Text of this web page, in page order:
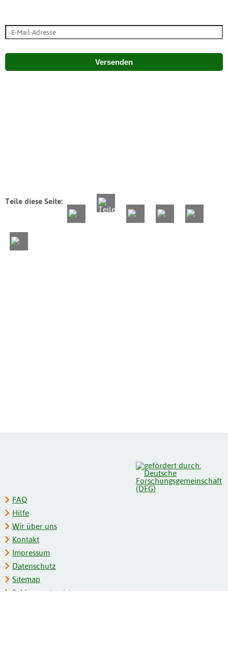
Versenden
Teile diese Seite:
FAQ
Hilfe
Wir über uns
Kontakt
Impressum
Datenschutz
Sitemap
Schlagwortregister